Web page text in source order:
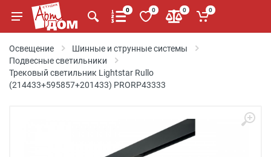
0 0 0 0
Освещение
Шинные и струнные системы
Подвесные светильники
Трековый светильник Lightstar Rullo
(214433+595857+201433) PRORP43333